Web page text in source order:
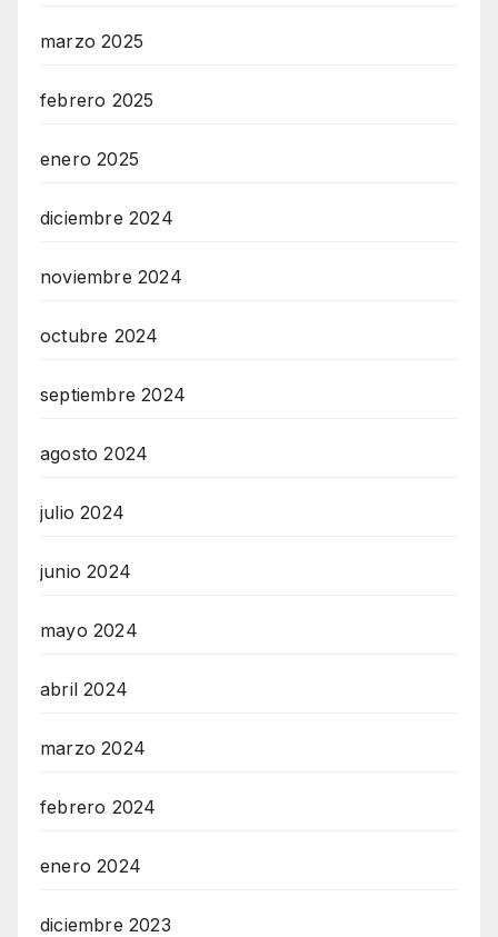
marzo 2025
febrero 2025
enero 2025
diciembre 2024
noviembre 2024
octubre 2024
septiembre 2024
agosto 2024
julio 2024
junio 2024
mayo 2024
abril 2024
marzo 2024
febrero 2024
enero 2024
diciembre 2023